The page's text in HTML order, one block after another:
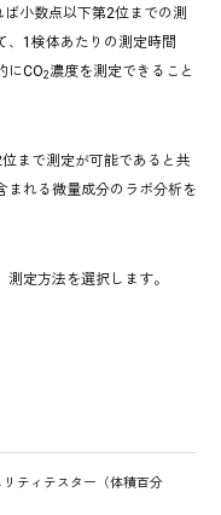
小数点以下第2位までの測
、1検体あたりの測定時間
にCO2濃度を測定できること
まで測定が可能であると共
まれる微量成分のラボ分析を
定方法を選択します。
ティテスター（体積百分